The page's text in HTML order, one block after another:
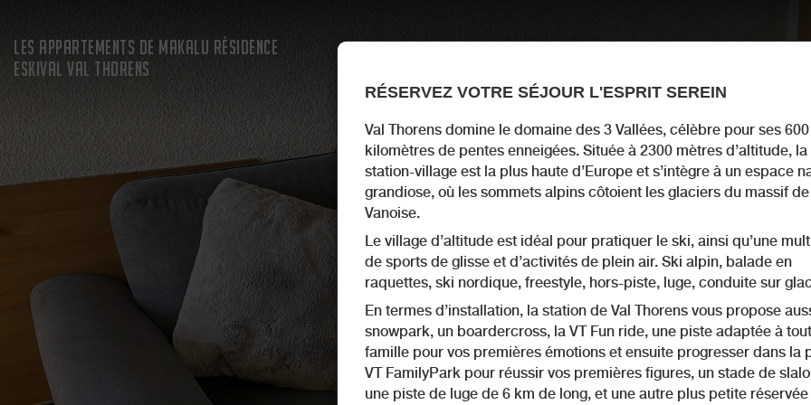
LES APPARTEMENTS DE MAKALU RÉSIDENCE
ESKIVAL VAL THORENS
RÉSERVEZ VOTRE SÉJOUR L'ESPRIT SEREIN
Val Thorens domine le domaine des 3 Vallées, célèbre pour ses 600
kilomètres de pentes enneigées. Située à 2300 mètres d’altitude, la
station-village est la plus haute d’Europe et s’intègre à un espace
grandiose, où les sommets alpins côtoient les glaciers du massif
Vanoise.
Le village d’altitude est idéal pour pratiquer le ski, ainsi qu’une
de sports de glisse et d’activités de plein air. Ski alpin, balade en
raquettes, ski nordique, freestyle, hors-piste, luge, conduite sur
En termes d’installation, la station de Val Thorens vous propose
snowpark, un boardercross, la VT Fun ride, une piste adaptée à
famille pour vos premières émotions et ensuite progresser dans la
VT FamilyPark pour réussir vos premières figures, un stade de
une piste de luge de 6 km de long, et une autre plus petite